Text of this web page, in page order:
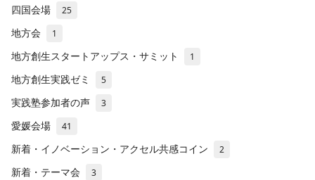
四国会場 25
地方会 1
地方創生スタートアップス・サミット 1
地方創生実践ゼミ 5
実践塾参加者の声 3
愛媛会場 41
新着・イノベーション・アクセル共感コイン 2
新着・テーマ会 3